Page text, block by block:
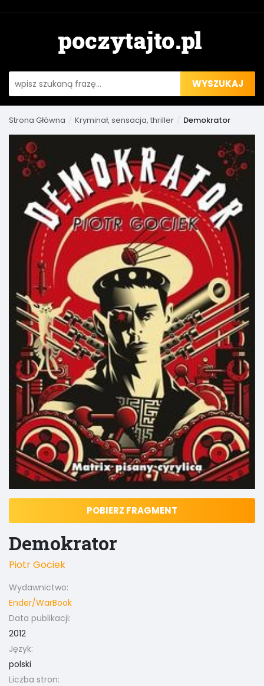
WYSZUKAJ
Strona Główna Kryminał, sensacja, thriller Demokrator
POBIERZ FRAGMENT
Demokrator
Piotr Gociek
Wydawnictwo:
Ender/WarBook
Data publikacji:
2012
Język:
polski
Liczba stron: